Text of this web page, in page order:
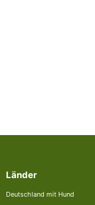
Länder
Deutschland mit Hund